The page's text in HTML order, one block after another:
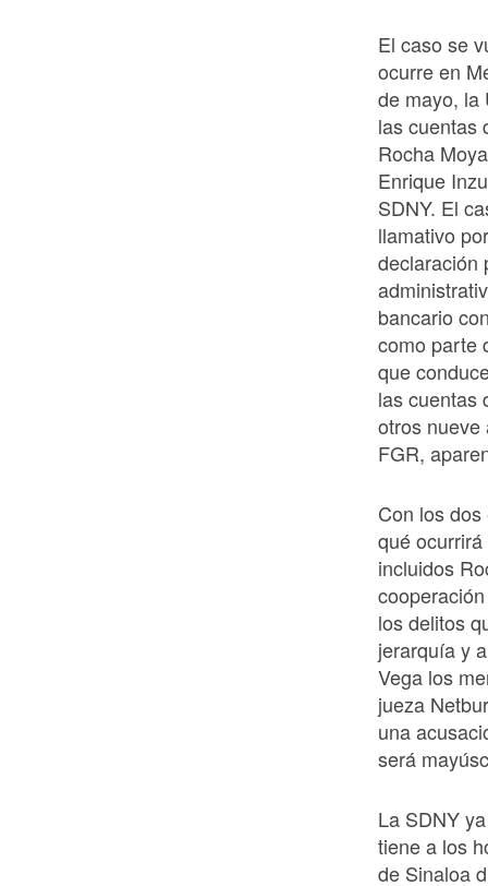
El caso se
ocurre en
de mayo, la
las cuentas
Rocha
Enrique
SDNY. El
llamativo
declaración
bancario
como parte
que
las cuentas
otros nueve
FGR,
Con los
qué
incluidos
los delitos
jerarquía y
Vega los
jueza
una
será
La SDNY
tiene a los
de Sinaloa